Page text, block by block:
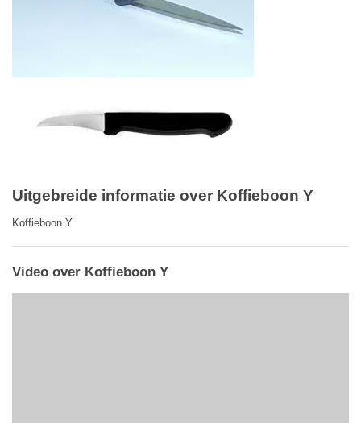
Uitgebreide informatie over Koffieboon Y
Koffieboon Y
Video over Koffieboon Y